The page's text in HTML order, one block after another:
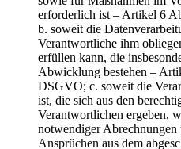
erforderlich ist – Artikel 6
b. soweit die
Verantwortliche ihm
erfüllen kann, die
Abwicklung bestehen –
DSGVO; c. soweit die
ist, die sich aus den
Verantwortlichen ergeben,
notwendiger
Ansprüchen aus dem